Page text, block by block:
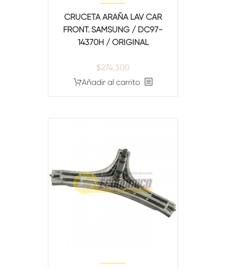
CRUCETA ARAÑA LAV CAR
FRONT. SAMSUNG / DC97-
14370H / ORIGINAL
$274,300
Añadir al carrito